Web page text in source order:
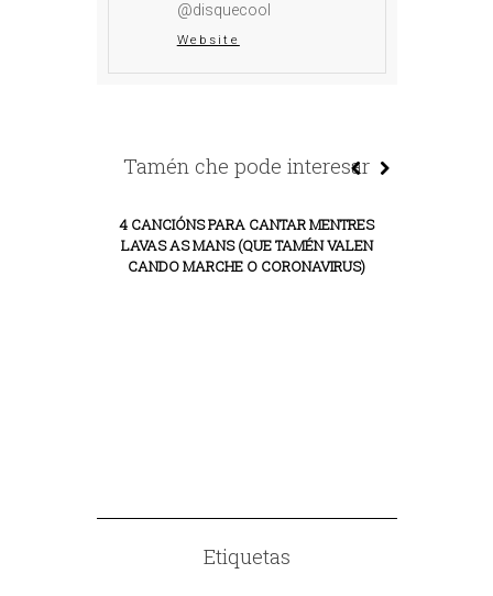
@disquecool
Website
Tamén che pode interesar
4 CANCIÓNS PARA CANTAR MENTRES
LAVAS AS MANS (QUE TAMÉN VALEN
CANDO MARCHE O CORONAVIRUS)
Etiquetas